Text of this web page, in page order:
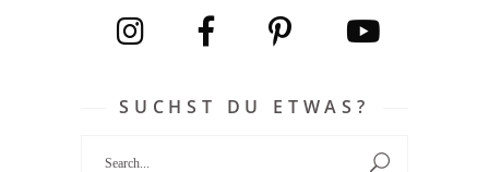
SUCHST DU ETWAS?